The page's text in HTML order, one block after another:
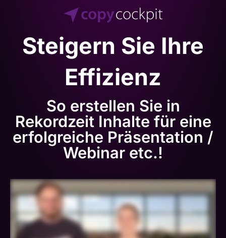
Steigern Sie Ihre
Effizienz
So erstellen Sie in
Rekordzeit Inhalte für eine
erfolgreiche Präsentation /
Webinar etc.!